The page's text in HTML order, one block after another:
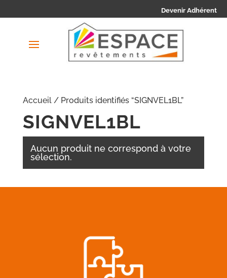
Devenir Adhérent
Accueil/ Produits identifiés “SIGNVEL1BL”
SIGNVEL1BL
Aucun produit ne correspond à votre
sélection.